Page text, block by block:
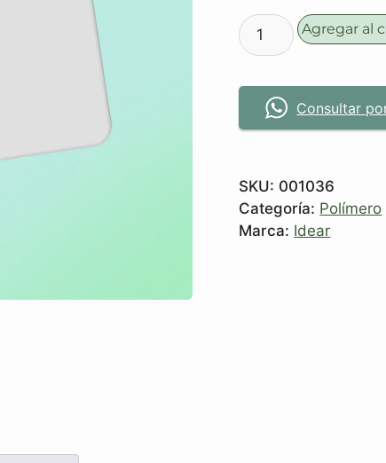
Agregar al
Consultar
SKU: 001036
Categoría: Polímero
Marca: Idear